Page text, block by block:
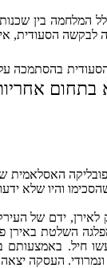
המלחמה בין
לבקשה הסעודית,
בהסתמכה
בתחום
האסלאמית
והיו שלא
עירק לאירן,
השלטת באירן
חיל.
ונמרודי. העסקה